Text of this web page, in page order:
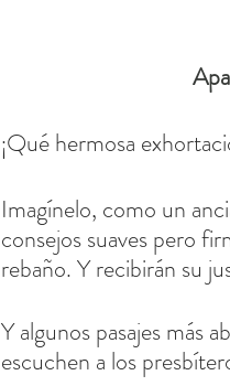
¡Qué hermosa
Imagínelo, como un
consejos suaves pero
rebaño. Y recibirán su
Y algunos pasajes más
escuchen a los